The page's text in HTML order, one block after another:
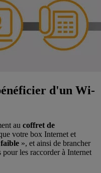
d'un Wi-
au coffret de
votre box Internet et
», et ainsi de brancher
les raccorder à Internet